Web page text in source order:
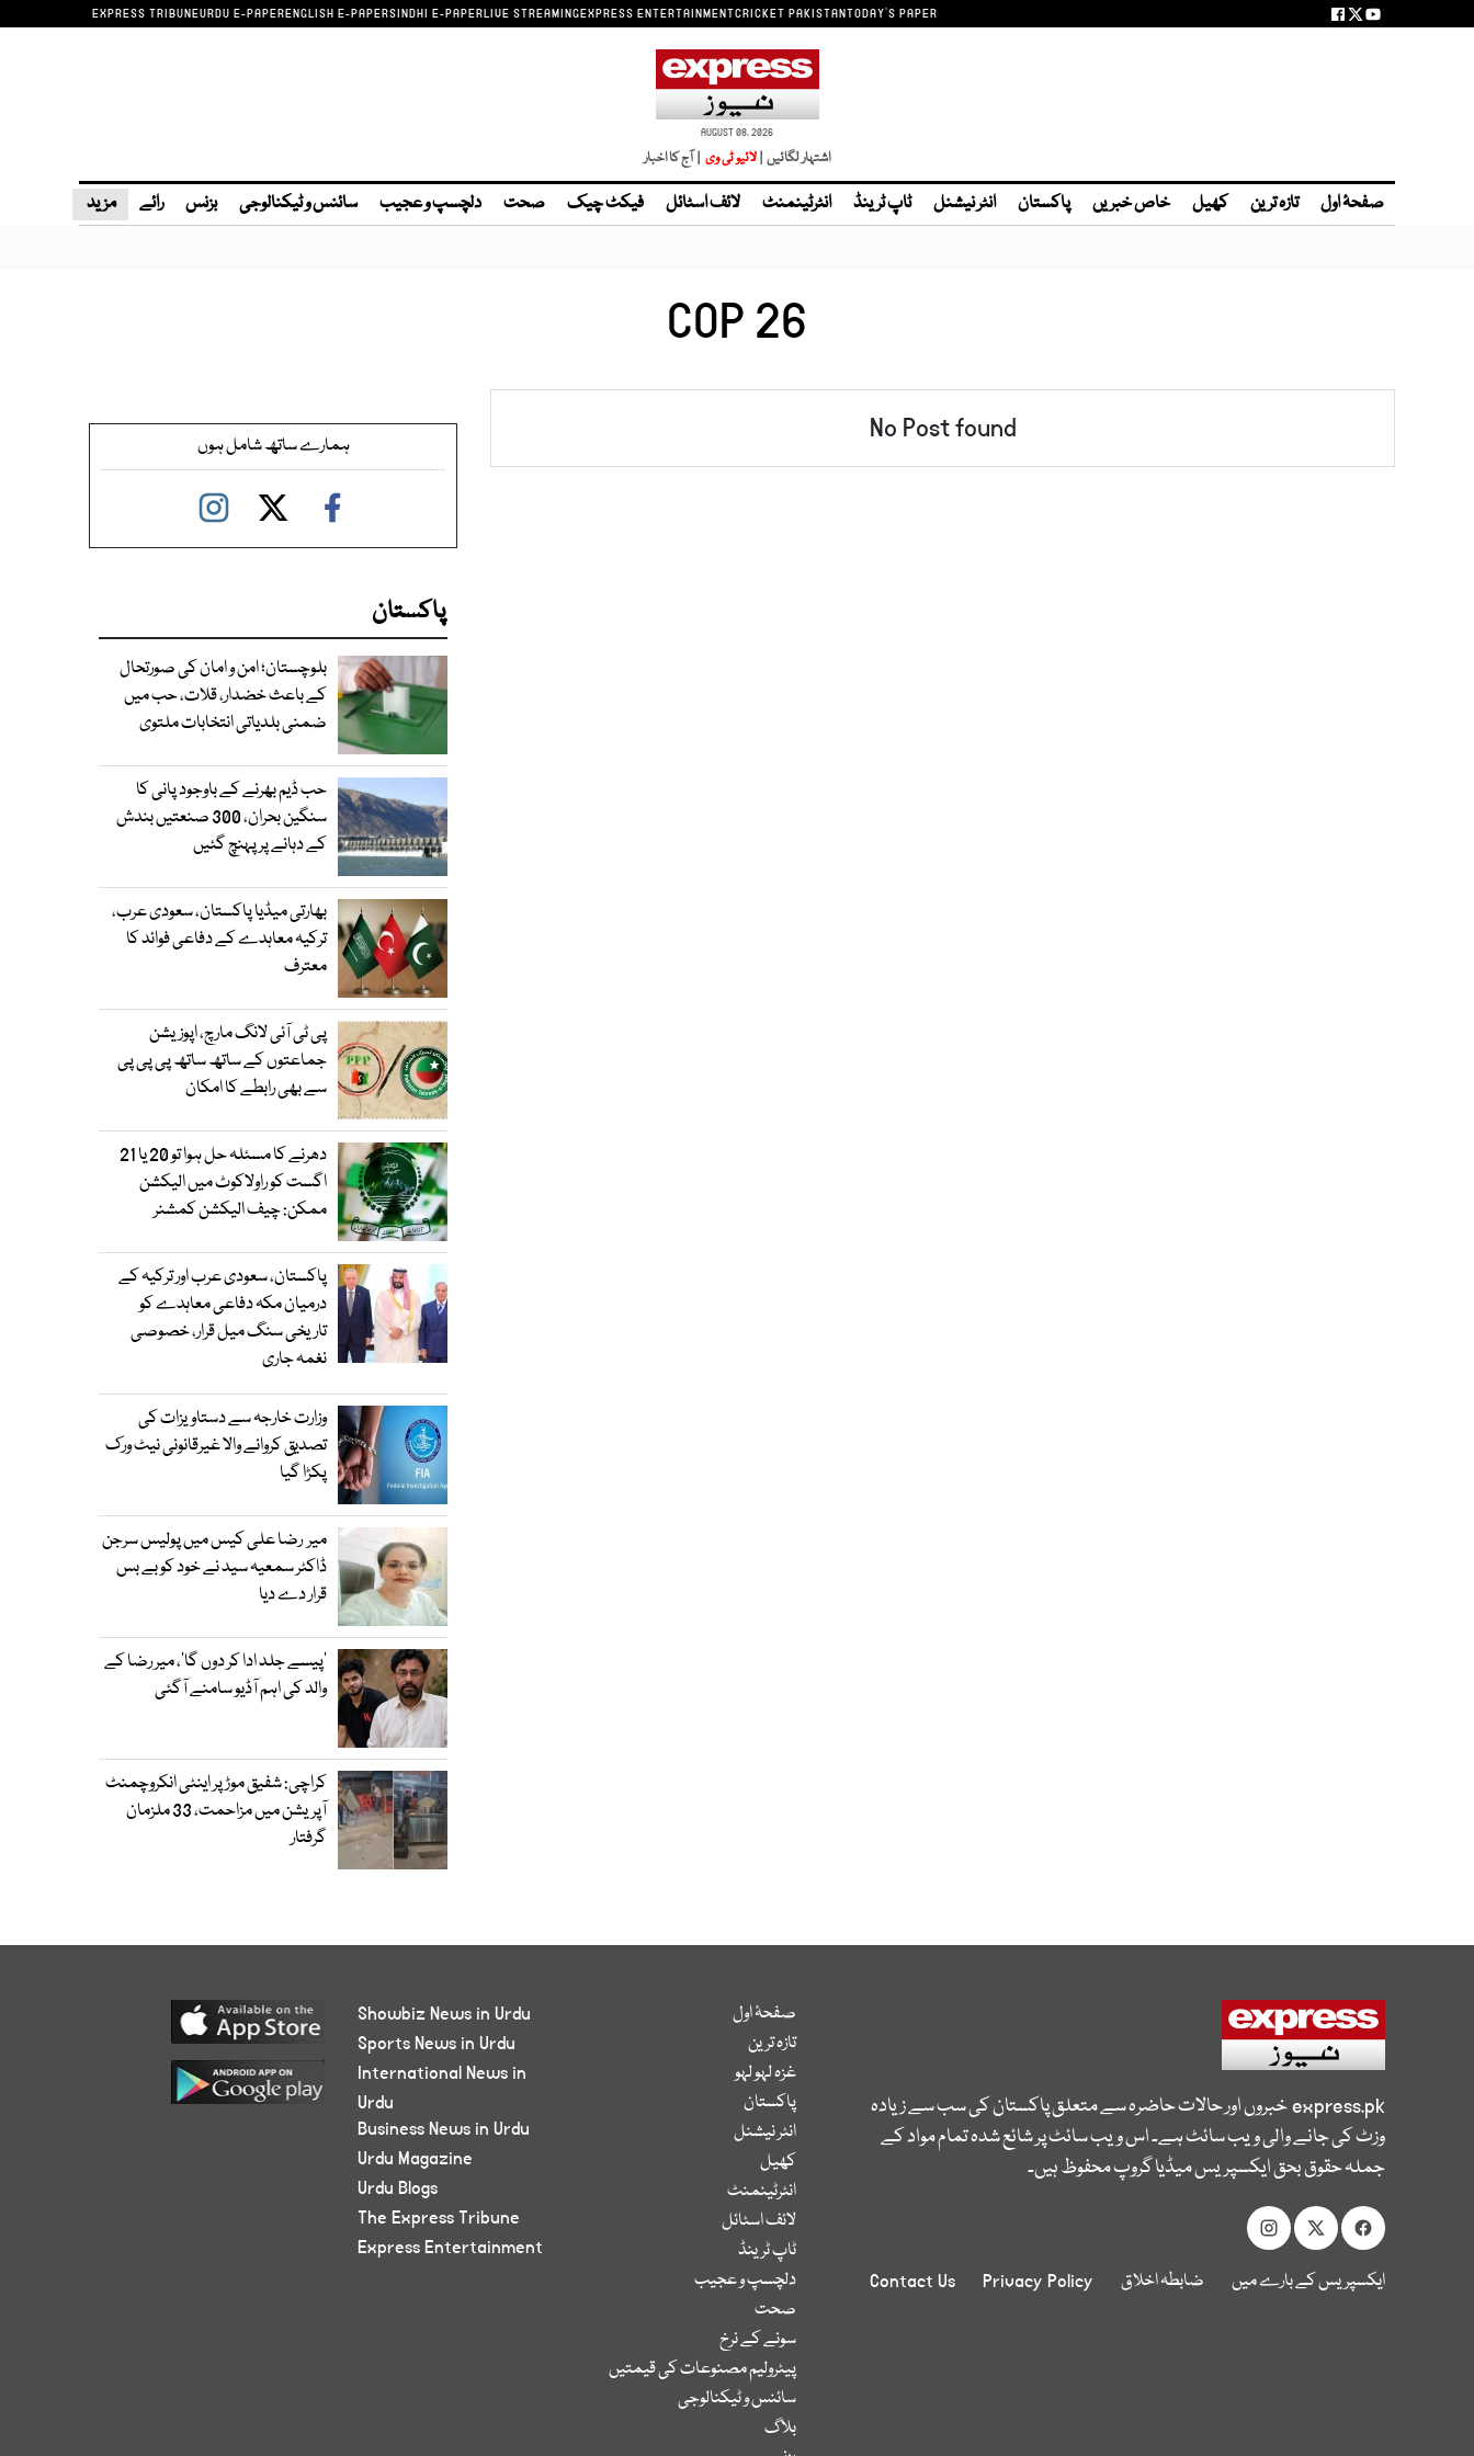
EXPRESS TRIBUNEURDU E-PAPERENGLISH E-PAPERSINDHI E-PAPERLIVE STREAMINGEXPRESS ENTERTAINMENTCRICKET PAKISTANTODAY'S PAPER
AUGUST 08, 2026
اشتہار لگائیں |لائیو ٹی وی | آج کا اخبار
صفحۂ اول تازہ ترین کھیل خاص خبریں پاکستان انٹر نیشنل ٹاپ ٹرینڈ انٹرٹینمنٹ لائف اسٹائل فیکٹ چیک صحت دلچسپ و عجیب سائنس و ٹیکنالوجی بزنس رائے مزید
COP 26
No Post found ہمارے ساتھ شامل ہوں
پاکستان
بلوچستان؛ امن و امان کی صورتحال
کے باعث خضدار، قلات، حب میں
ضمنی بلدیاتی انتخابات ملتوی
حب ڈیم بھرنے کے باوجود پانی کا
سنگین بحران، 300 صنعتیں بندش
کے دہانے پر پہنچ گئیں
بھارتی میڈیا پاکستان، سعودی عرب،
ترکیہ معاہدے کے دفاعی فوائد کا
معترف
پی ٹی آئی لانگ مارچ، اپوزیشن
جماعتوں کے ساتھ ساتھ پی پی پی
سے بھی رابطے کا امکان
دھرنے کا مسئلہ حل ہوا تو 20 یا 21
اگست کو راولاکوٹ میں الیکشن
ممکن: چیف الیکشن کمشنر
پاکستان، سعودی عرب اور ترکیہ کے
درمیان مکہ دفاعی معاہدے کو
تاریخی سنگ میل قرار، خصوصی
نغمہ جاری
وزارت خارجہ سے دستاویزات کی
تصدیق کروانے والا غیرقانونی نیٹ ورک
پکڑا گیا
میر رضا علی کیس میں پولیس سرجن
ڈاکٹر سمعیہ سید نے خود کو بے بس
قرار دے دیا
’پیسے جلد ادا کر دوں گا‘، میر رضا کے
والد کی اہم آڈیو سامنے آگئی
کراچی: شفیق موڑ پر اینٹی انکروچمنٹ
آپریشن میں مزاحمت، 33 ملزمان
گرفتار
express.pkخبروں اور حالات حاضرہ سے متعلق پاکستان کی سب سے زیادہ
وزٹ کی جانے والی ویب سائٹ ہے۔ اس ویب سائٹ پر شائع شدہ تمام مواد کے
جملہ حقوق بحق ایکسپریس میڈیا گروپ محفوظ ہیں۔
ایکسپریس کے بارے میں ضابطہ اخلاق Privacy Policy
Contact Us
صفحۂ اول
تازہ ترین
غزہ لہو لہو
پاکستان
انٹر نیشنل
کھیل
انٹرٹینمنٹ
لائف اسٹائل
ٹاپ ٹرینڈ
دلچسپ و عجیب
صحت
سونے کے نرخ
پیٹرولیم مصنوعات کی قیمتیں
سائنس و ٹیکنالوجی
بلاگ
Showbiz News in Urdu
Sports News in Urdu
International News in
Urdu
Business News in Urdu
Urdu Magazine
Urdu Blogs
The Express Tribune
Express Entertainment